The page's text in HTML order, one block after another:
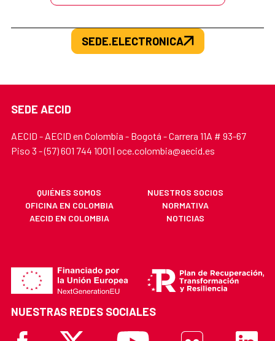
SEDE.ELECTRONICA
SEDE AECID
AECID - AECID en Colombia - Bogotá - Carrera 11A # 93-67
Piso 3 - (57) 601 744 1001 | oce.colombia@aecid.es
QUIÉNES SOMOS
NUESTROS SOCIOS
OFICINA EN COLOMBIA
NORMATIVA
AECID EN COLOMBIA
NOTICIAS
NUESTRAS REDES SOCIALES
Facebook X Youtube Flickr Linkedin